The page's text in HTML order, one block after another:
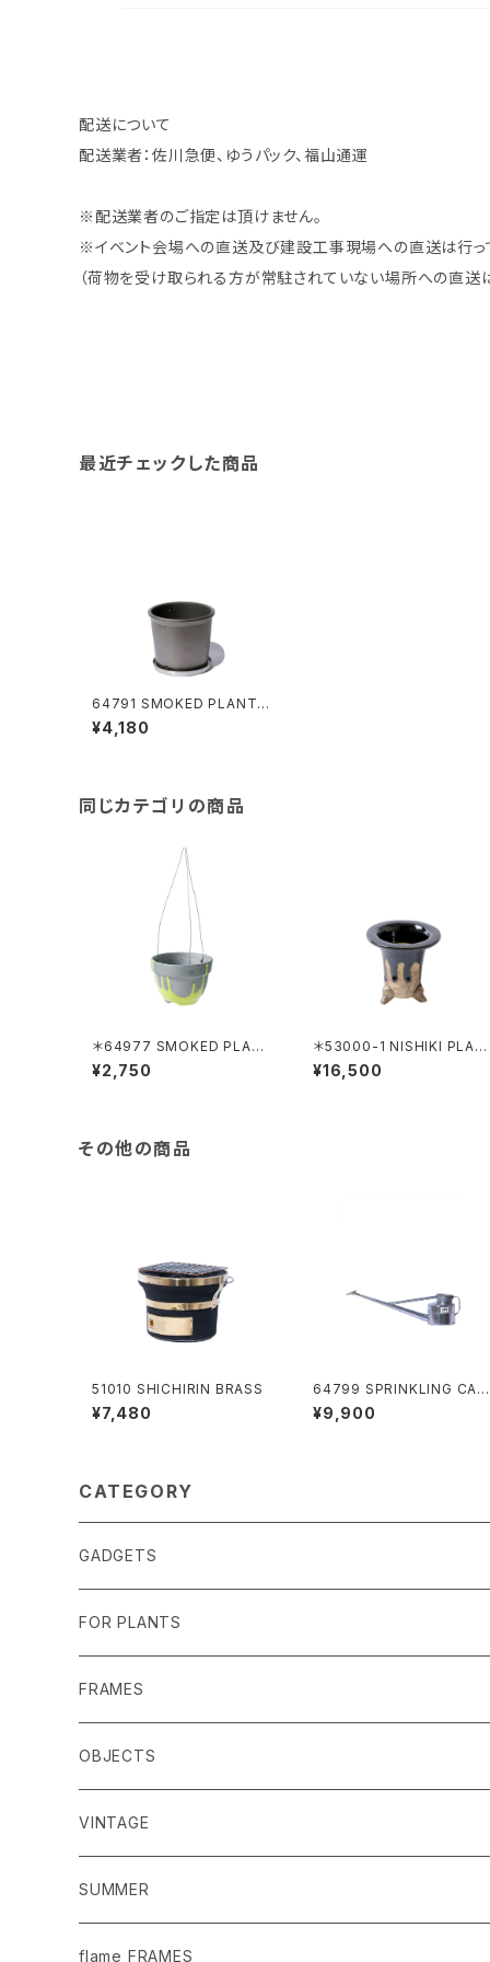
配送について
配送業者：佐川急便、ゆうパック、福山通運
※配送業者のご指定は頂けません。
※イベント会場への直送及び建設工事現場への直送は行っ
（荷物を受け取られる方が常駐されていない場所への直送は
最近チェックした商品
64791 SMOKED PLANTE
R 220
¥4,180
同じカテゴリの商品
＊64977 SMOKED PLANT
ER C-130 HANGING NEO
N ＋WIRE HANGING(6480
¥2,750
＊53000-1 NISHIKI PLAN
TER KAKENAGASHI
¥16,500
その他の商品
51010 SHICHIRIN BRASS
¥7,480
64799 SPRINKLING CAN
4L
¥9,900
CATEGORY
GADGETS
FOR PLANTS
MACRAME
POTS
PLANTER COVERS
GARDEN TOOLS
PLANTS AND POT
FRAMES
MIRRORS
DRAWINGS AND PHOTOS
OBJECTS
VINTAGE
SUMMER
flame FRAMES